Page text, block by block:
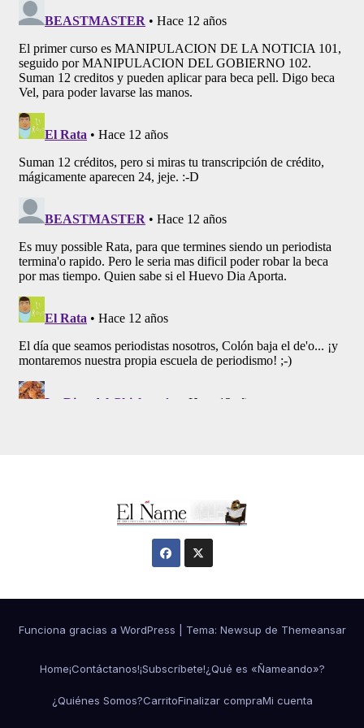
Funciona gracias a WordPress Tema: Newsup de Themeansar
Home¡Contáctanos!¡Subscríbete!¿Qué es «Ñameando»?
¿Quiénes Somos?CarritoFinalizar compraMi cuenta